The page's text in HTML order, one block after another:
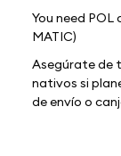
You need POL
MATIC)
Asegúrate de
nativos si
de envío o